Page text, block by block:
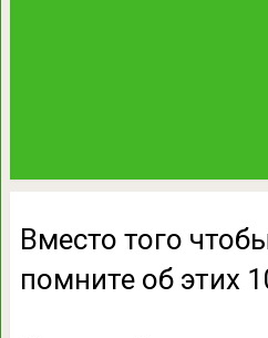
Вместо того
помните об этих